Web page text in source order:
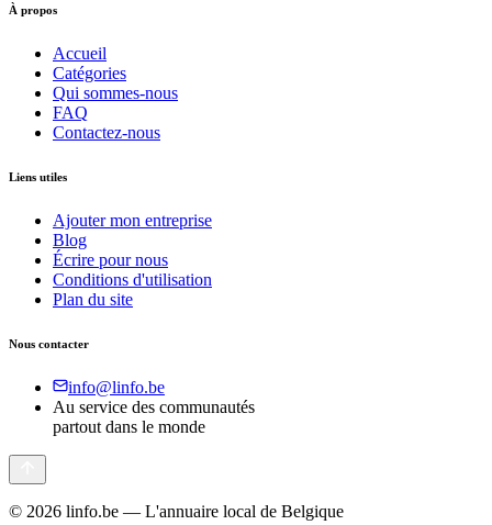
À propos
Accueil
Catégories
Qui sommes-nous
FAQ
Contactez-nous
Liens utiles
Ajouter mon entreprise
Blog
Écrire pour nous
Conditions d'utilisation
Plan du site
Nous contacter
info@linfo.be
Au service des communautés
partout dans le monde
© 2026 linfo.be — L'annuaire local de Belgique